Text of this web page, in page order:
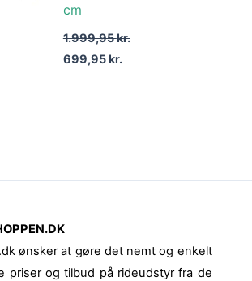
cm
1.999,95kr.
699,95kr.
ønsker at gøre det nemt og enkelt
priser og tilbud på rideudstyr fra de